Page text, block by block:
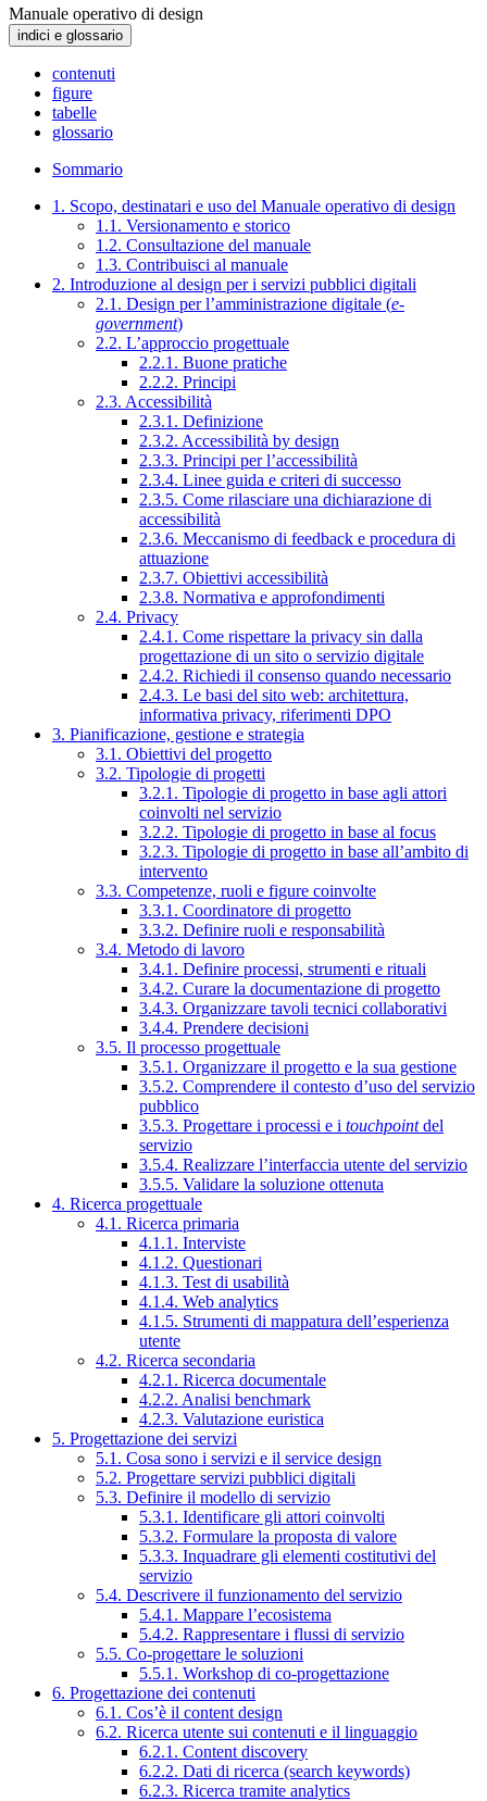
Manuale operativo di design
indici e glossario
contenuti
figure
tabelle
glossario
Sommario
1. Scopo, destinatari e uso del Manuale operativo di design
1.1. Versionamento e storico
1.2. Consultazione del manuale
1.3. Contribuisci al manuale
2. Introduzione al design per i servizi pubblici digitali
2.1. Design per l’amministrazione digitale (e-
government)
2.2. L’approccio progettuale
2.2.1. Buone pratiche
2.2.2. Principi
2.3. Accessibilità
2.3.1. Definizione
2.3.2. Accessibilità by design
2.3.3. Principi per l’accessibilità
2.3.4. Linee guida e criteri di successo
2.3.5. Come rilasciare una dichiarazione di
accessibilità
2.3.6. Meccanismo di feedback e procedura di
attuazione
2.3.7. Obiettivi accessibilità
2.3.8. Normativa e approfondimenti
2.4. Privacy
2.4.1. Come rispettare la privacy sin dalla
progettazione di un sito o servizio digitale
2.4.2. Richiedi il consenso quando necessario
2.4.3. Le basi del sito web: architettura,
informativa privacy, riferimenti DPO
3. Pianificazione, gestione e strategia
3.1. Obiettivi del progetto
3.2. Tipologie di progetti
3.2.1. Tipologie di progetto in base agli attori
coinvolti nel servizio
3.2.2. Tipologie di progetto in base al focus
3.2.3. Tipologie di progetto in base all’ambito di
intervento
3.3. Competenze, ruoli e figure coinvolte
3.3.1. Coordinatore di progetto
3.3.2. Definire ruoli e responsabilità
3.4. Metodo di lavoro
3.4.1. Definire processi, strumenti e rituali
3.4.2. Curare la documentazione di progetto
3.4.3. Organizzare tavoli tecnici collaborativi
3.4.4. Prendere decisioni
3.5. Il processo progettuale
3.5.1. Organizzare il progetto e la sua gestione
3.5.2. Comprendere il contesto d’uso del servizio
pubblico
3.5.3. Progettare i processi e i touchpointdel
servizio
3.5.4. Realizzare l’interfaccia utente del servizio
3.5.5. Validare la soluzione ottenuta
4. Ricerca progettuale
4.1. Ricerca primaria
4.1.1. Interviste
4.1.2. Questionari
4.1.3. Test di usabilità
4.1.4. Web analytics
4.1.5. Strumenti di mappatura dell’esperienza
utente
4.2. Ricerca secondaria
4.2.1. Ricerca documentale
4.2.2. Analisi benchmark
4.2.3. Valutazione euristica
5. Progettazione dei servizi
5.1. Cosa sono i servizi e il service design
5.2. Progettare servizi pubblici digitali
5.3. Definire il modello di servizio
5.3.1. Identificare gli attori coinvolti
5.3.2. Formulare la proposta di valore
5.3.3. Inquadrare gli elementi costitutivi del
servizio
5.4. Descrivere il funzionamento del servizio
5.4.1. Mappare l’ecosistema
5.4.2. Rappresentare i flussi di servizio
5.5. Co-progettare le soluzioni
5.5.1. Workshop di co-progettazione
6. Progettazione dei contenuti
6.1. Cos’è il content design
6.2. Ricerca utente sui contenuti e il linguaggio
6.2.1. Content discovery
6.2.2. Dati di ricerca (search keywords)
6.2.3. Ricerca tramite analytics